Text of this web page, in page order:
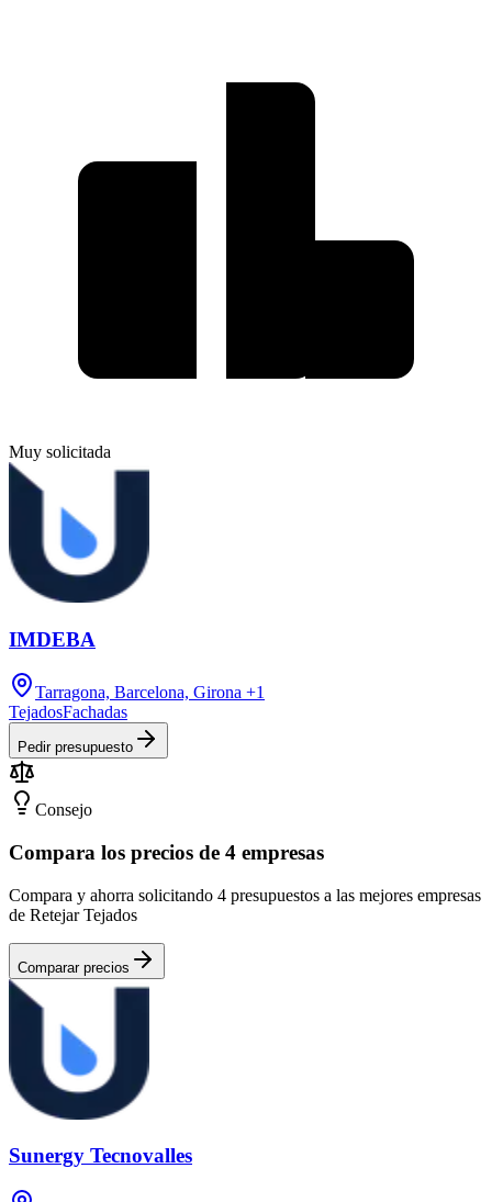
Muy solicitada
IMDEBA
Tarragona, Barcelona, Girona +1
TejadosFachadas
Pedir presupuesto
Consejo
Compara los precios de 4 empresas
Compara y ahorra solicitando 4 presupuestos a las mejores empresas
de Retejar Tejados
Comparar precios
Sunergy Tecnovalles